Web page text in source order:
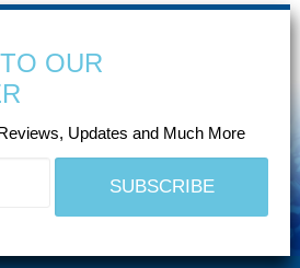
OUR
Updates and Much More